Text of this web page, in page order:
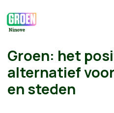
Groen: het
alternatief
en steden